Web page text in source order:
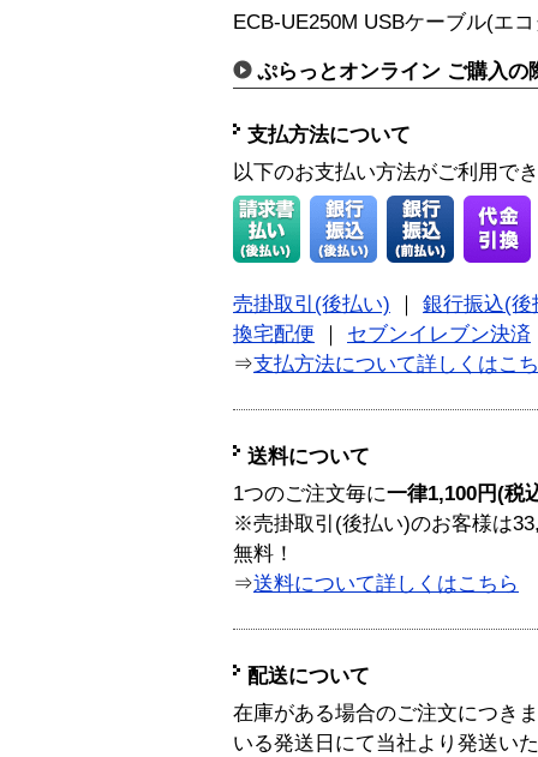
ECB-UE250M USBケーブル(エ
ぷらっとオンライン ご購入の
支払方法について
以下のお支払い方法がご利用で
売掛取引(後払い)
銀行振込(後
換宅配便
セブンイレブン決済
⇒支払方法について詳しくはこ
送料について
1つのご注文毎に一律1,100円(税
※売掛取引(後払い)のお客様は
無料！
⇒送料について詳しくはこちら
配送について
在庫がある場合のご注文につき
いる発送日にて当社より発送い